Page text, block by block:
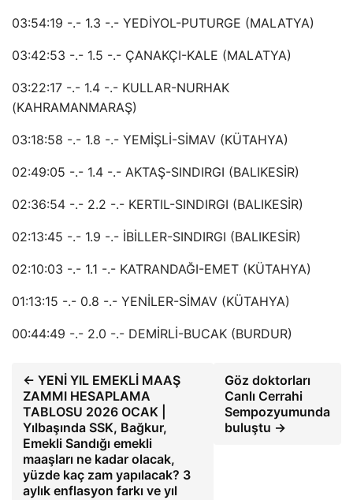
03:54:19 -.- 1.3 -.- YEDİYOL-PUTURGE (MALATYA)
03:42:53 -.- 1.5 -.- ÇANAKÇI-KALE (MALATYA)
03:22:17 -.- 1.4 -.- KULLAR-NURHAK
(KAHRAMANMARAŞ)
03:18:58 -.- 1.8 -.- YEMİŞLİ-SİMAV (KÜTAHYA)
02:49:05 -.- 1.4 -.- AKTAŞ-SINDIRGI (BALIKESİR)
02:36:54 -.- 2.2 -.- KERTIL-SINDIRGI (BALIKESİR)
02:13:45 -.- 1.9 -.- İBİLLER-SINDIRGI (BALIKESİR)
02:10:03 -.- 1.1 -.- KATRANDAĞI-EMET (KÜTAHYA)
01:13:15 -.- 0.8 -.- YENİLER-SİMAV (KÜTAHYA)
00:44:49 -.- 2.0 -.- DEMİRLİ-BUCAK (BURDUR)
← YENİ YIL EMEKLİ MAAŞ
ZAMMI HESAPLAMA
TABLOSU 2026 OCAK |
Yılbaşında SSK, Bağkur,
Emekli Sandığı emekli
maaşları ne kadar olacak,
yüzde kaç zam yapılacak? 3
aylık enflasyon farkı ve yıl
Göz doktorları
Canlı Cerrahi
Sempozyumunda
buluştu →